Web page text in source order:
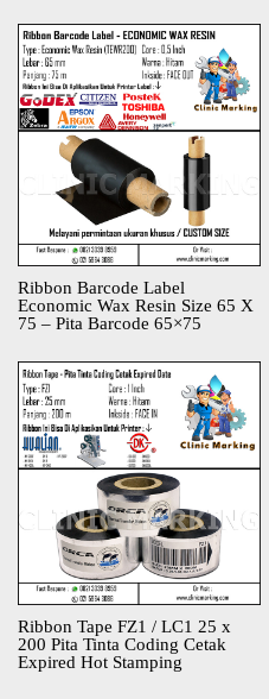
Ribbon Barcode Label
Economic Wax Resin Size 65 X
75 – Pita Barcode 65×75
Ribbon Tape FZ1 / LC1 25 x
200 Pita Tinta Coding Cetak
Expired Hot Stamping